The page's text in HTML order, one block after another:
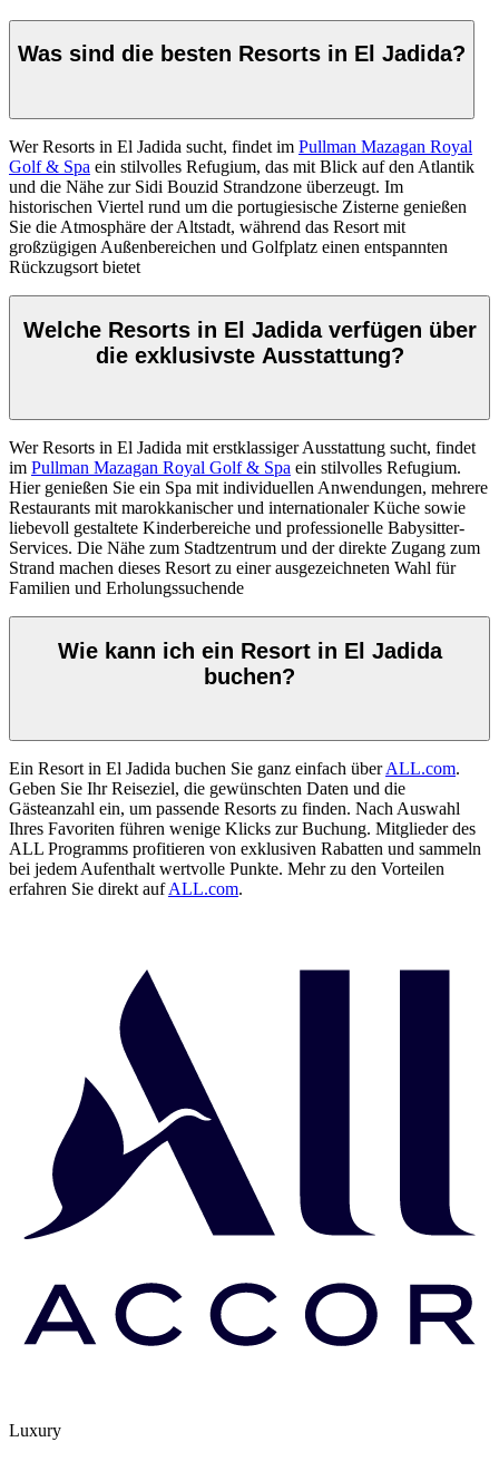
Was sind die besten Resorts in El Jadida?
Wer Resorts in El Jadida sucht, findet im Pullman Mazagan Royal
Golf & Spa ein stilvolles Refugium, das mit Blick auf den Atlantik
und die Nähe zur Sidi Bouzid Strandzone überzeugt. Im
historischen Viertel rund um die portugiesische Zisterne genießen
Sie die Atmosphäre der Altstadt, während das Resort mit
großzügigen Außenbereichen und Golfplatz einen entspannten
Rückzugsort bietet
Welche Resorts in El Jadida verfügen über
die exklusivste Ausstattung?
Wer Resorts in El Jadida mit erstklassiger Ausstattung sucht, findet
im Pullman Mazagan Royal Golf & Spa ein stilvolles Refugium.
Hier genießen Sie ein Spa mit individuellen Anwendungen, mehrere
Restaurants mit marokkanischer und internationaler Küche sowie
liebevoll gestaltete Kinderbereiche und professionelle Babysitter-
Services. Die Nähe zum Stadtzentrum und der direkte Zugang zum
Strand machen dieses Resort zu einer ausgezeichneten Wahl für
Familien und Erholungssuchende
Wie kann ich ein Resort in El Jadida
buchen?
Ein Resort in El Jadida buchen Sie ganz einfach überALL.com.
Geben Sie Ihr Reiseziel, die gewünschten Daten und die
Gästeanzahl ein, um passende Resorts zu finden. Nach Auswahl
Ihres Favoriten führen wenige Klicks zur Buchung. Mitglieder des
ALL Programms profitieren von exklusiven Rabatten und sammeln
bei jedem Aufenthalt wertvolle Punkte. Mehr zu den Vorteilen
erfahren Sie direkt aufALL.com.
Luxury